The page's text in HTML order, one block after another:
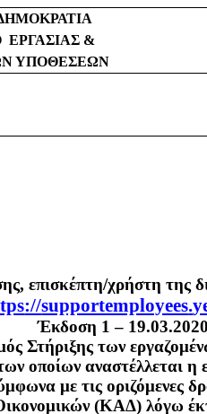
ΕΡΓΑΣΙΑΣ &
ΥΠΟΘΕΣΕΩΝ
επισκέπτη/χρήστη της
://supportemployees.
Έκδοση 1 – 19.03.2020
Στήριξης των
οποίων αναστέλλεται η
με τις οριζόμενες
(ΚΑΔ) λόγω